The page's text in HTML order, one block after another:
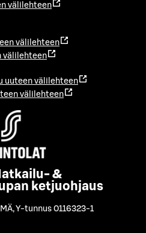
välilehteen
välilehteen
välilehteen
uuteen välilehteen
välilehteen
&
ketjuohjaus
,Y-tunnus 0116323-1